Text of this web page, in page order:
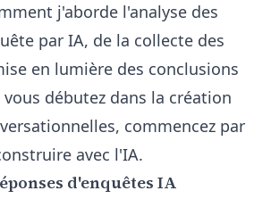
j'aborde l'analyse des
par IA, de la collecte des
en lumière des conclusions
débutez dans la création
commencez par
avec l'IA.
d'enquêtes IA